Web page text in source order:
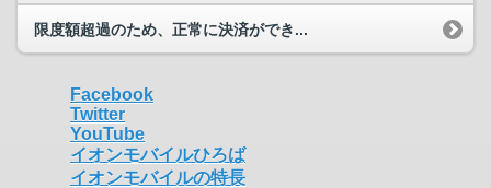
限度額超過のため、正常に決済ができ...
Facebook
Twitter
YouTube
イオンモバイルひろば
イオンモバイルの特長